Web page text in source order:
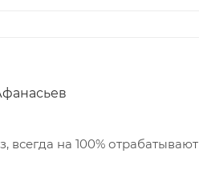
на 100% отрабатывают